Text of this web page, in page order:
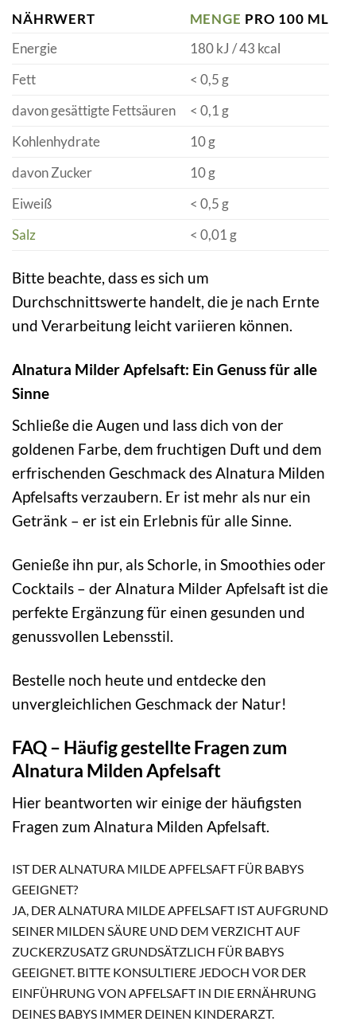
NÄHRWERT MENGE PRO 100 ML
Energie
180 kJ / 43 kcal
Fett
< 0,5 g
davon gesättigte Fettsäuren
< 0,1 g
Kohlenhydrate
10 g
davon Zucker
10 g
Eiweiß
< 0,5 g
Salz
< 0,01 g
Bitte beachte, dass es sich um
Durchschnittswerte handelt, die je nach Ernte
und Verarbeitung leicht variieren können.
Alnatura Milder Apfelsaft: Ein Genuss für alle
Sinne
Schließe die Augen und lass dich von der
goldenen Farbe, dem fruchtigen Duft und dem
erfrischenden Geschmack des Alnatura Milden
Apfelsafts verzaubern. Er ist mehr als nur ein
Getränk – er ist ein Erlebnis für alle Sinne.
Genieße ihn pur, als Schorle, in Smoothies oder
Cocktails – der Alnatura Milder Apfelsaft ist die
perfekte Ergänzung für einen gesunden und
genussvollen Lebensstil.
Bestelle noch heute und entdecke den
unvergleichlichen Geschmack der Natur!
FAQ – Häufig gestellte Fragen zum
Alnatura Milden Apfelsaft
Hier beantworten wir einige der häufigsten
Fragen zum Alnatura Milden Apfelsaft.
IST DER ALNATURA MILDE APFELSAFT FÜR BABYS
GEEIGNET?
JA, DER ALNATURA MILDE APFELSAFT IST AUFGRUND
SEINER MILDEN SÄURE UND DEM VERZICHT AUF
ZUCKERZUSATZ GRUNDSÄTZLICH FÜR BABYS
GEEIGNET. BITTE KONSULTIERE JEDOCH VOR DER
EINFÜHRUNG VON APFELSAFT IN DIE ERNÄHRUNG
DEINES BABYS IMMER DEINEN KINDERARZT.